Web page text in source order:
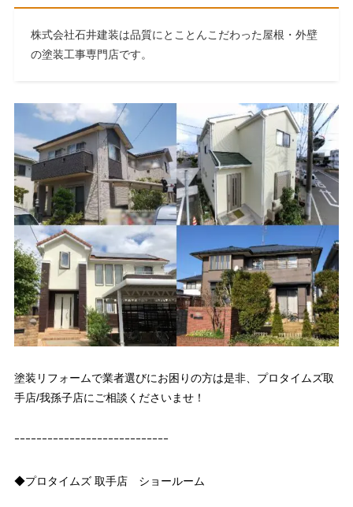
株式会社石井建装は品質にとことんこだわった屋根・外壁
の塗装工事専門店です。
塗装リフォームで業者選びにお困りの方は是非、プロタイムズ取
手店/我孫子店にご相談くださいませ！
ｰｰｰｰｰｰｰｰｰｰｰｰｰｰｰｰｰｰｰｰｰｰｰｰｰｰｰｰ
◆プロタイムズ 取手店 ショールーム